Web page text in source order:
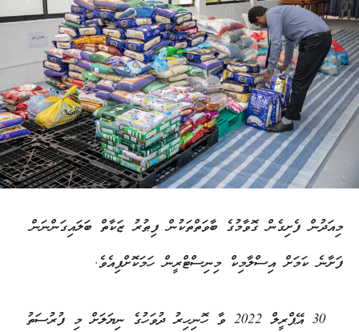
މިއަދުން ފެށިގެން ގޮވާމުގެ ބާވަތްތަކުން ފިޠުރު ޒަކާތް ބަލައިގަންނަން
ފަށާނެ ކަމަށް އިސްލާމިކް މިނިސްޓްރީން ހަމަކޮށްފިއެވެ.
30 އޭޕްރީލް 2022 ވާ ހޮނިހިރު ދުވަހުގެ ނިޔަލަށް މި ފުރުސަތު